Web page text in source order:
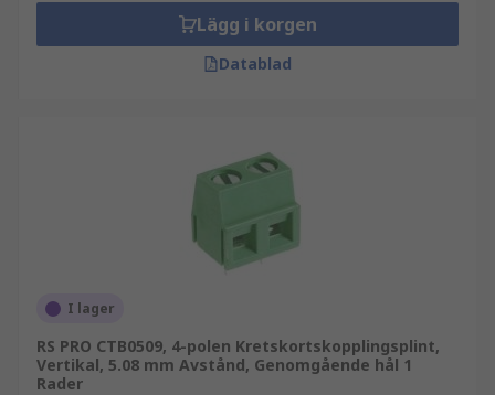
sortiment, hög tillgänglighet och teknisk
expertis. Utforska våra PCB-plintar och välj en
lösning som passar din applikation.
Lägg i korgen
Datablad
I lager
RS PRO CTB0509, 4-polen Kretskortskopplingsplint,
Vertikal, 5.08 mm Avstånd, Genomgående hål 1
Rader